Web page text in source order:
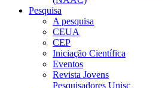
Pesquisa
A pesquisa
CEUA
CEP
Iniciação Científica
Eventos
Revista Jovens
Pesquisadores Unisc